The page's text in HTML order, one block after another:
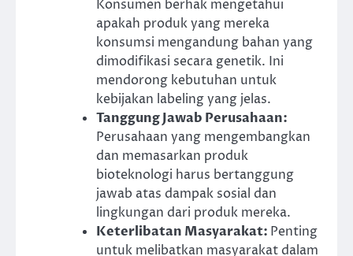
Konsumen berhak mengetahui
apakah produk yang mereka
konsumsi mengandung bahan yang
dimodifikasi secara genetik. Ini
mendorong kebutuhan untuk
kebijakan labeling yang jelas.
Tanggung Jawab Perusahaan:
Perusahaan yang mengembangkan
dan memasarkan produk
bioteknologi harus bertanggung
jawab atas dampak sosial dan
lingkungan dari produk mereka.
Keterlibatan Masyarakat: Penting
untuk melibatkan masyarakat dalam